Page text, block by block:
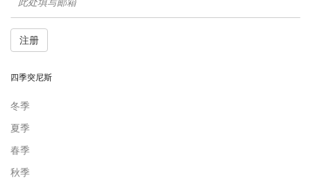
注册
四季突尼斯
冬季
夏季
春季
秋季